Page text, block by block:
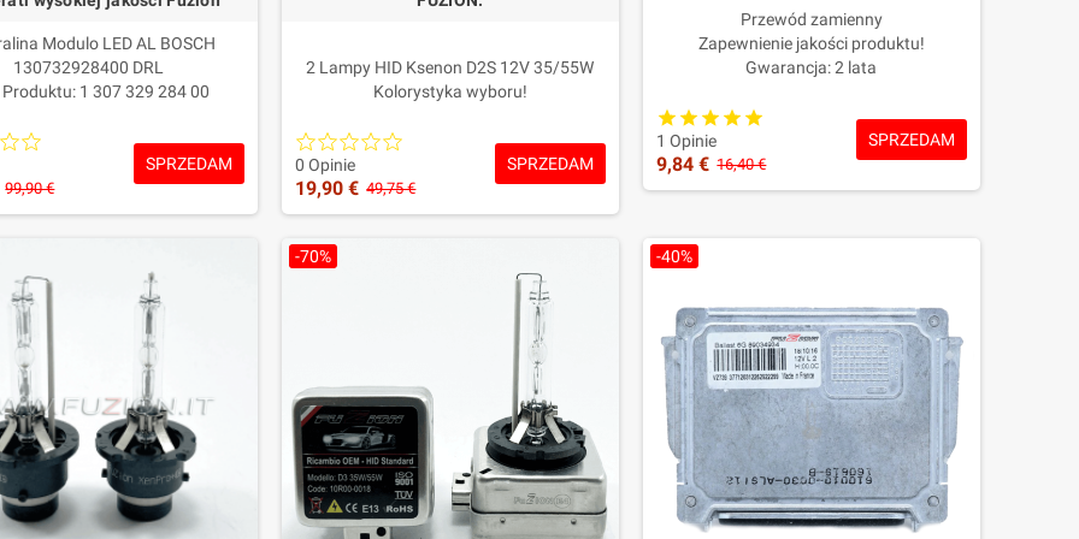
Modulo LED AL BOSCH
130732928400 DRL
Produktu: 1 307 329 284 00
w Europie i
do zapewnienia
równoważnej do oryginału.
99,90 €
SPRZEDAM
2 Lampy HID Ksenon D2S 12V 35/55W
Kolorystyka wyboru!
0 Opinie
19,90 € 49,75 €
SPRZEDAM
Przewód zamienny
Zapewnienie jakości produktu!
Gwarancja: 2 lata
1 Opinie
9,84 € 16,40 €
SPRZEDAM
-70% -40%